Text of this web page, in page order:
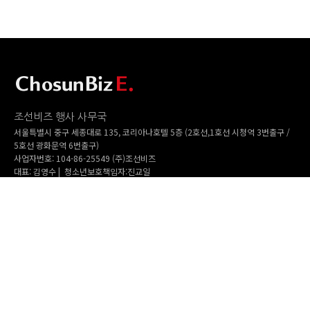
조선비즈 행사 사무국
서울특별시 중구 세종대로 135, 코리아나호텔 5층 (2호선,1호선 시청역 3번출구 /
5호선 광화문역 6번출구)
사업자번호: 104-86-25549 (주)조선비즈
대표: 김영수 | 청소년보호책임자:진교일